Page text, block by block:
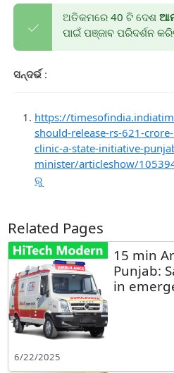
ଅତିକମରେ 40 ଟି ଦେଶ
ପାଇଁ ପଞ୍ଜାବ ପରିଦର୍ଶନ
ସନ୍ଦର୍ଭ:
https://
should-release-rs-621-
clinic-a-state-initiative-
minister/articleshow/
ରୁ
Related Pages
15 min
Punjab:
in
6/22/2025